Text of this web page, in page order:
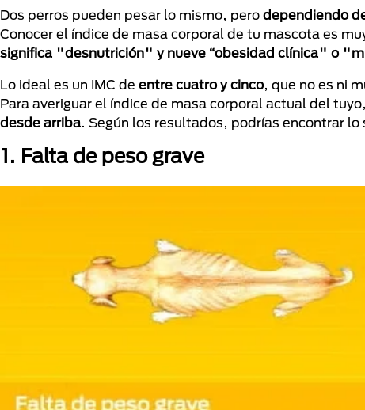
Dos perros pueden pesar lo mismo, pero dependiendo
Conocer el índice de masa corporal de tu mascota es
significa "desnutrición" y nueve “obesidad clínica" o
Lo ideal es un IMC de entre cuatro y cinco, que no es ni
Para averiguar el índice de masa corporal actual del
desde arriba. Según los resultados, podrías encontrar lo
1. Falta de peso grave